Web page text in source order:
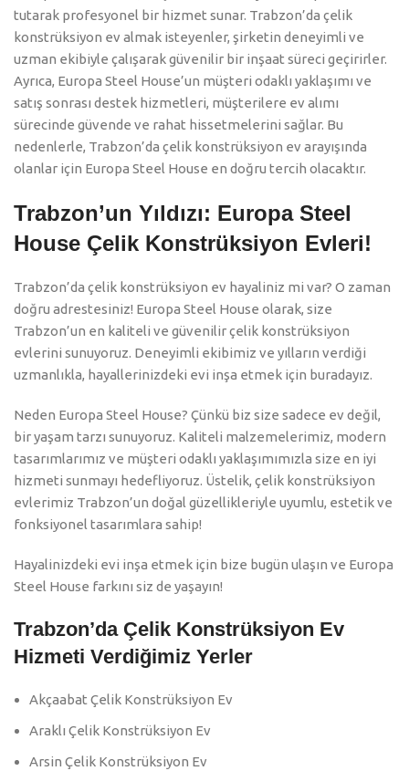
tutarak profesyonel bir hizmet sunar. Trabzon’da çelik
konstrüksiyon ev almak isteyenler, şirketin deneyimli ve
uzman ekibiyle çalışarak güvenilir bir inşaat süreci geçirirler.
Ayrıca, Europa Steel House’un müşteri odaklı yaklaşımı ve
satış sonrası destek hizmetleri, müşterilere ev alımı
sürecinde güvende ve rahat hissetmelerini sağlar. Bu
nedenlerle, Trabzon’da çelik konstrüksiyon ev arayışında
olanlar için Europa Steel House en doğru tercih olacaktır.
Trabzon’un Yıldızı: Europa Steel
House Çelik Konstrüksiyon Evleri!
Trabzon’da çelik konstrüksiyon ev hayaliniz mi var? O zaman
doğru adrestesiniz! Europa Steel House olarak, size
Trabzon’un en kaliteli ve güvenilir çelik konstrüksiyon
evlerini sunuyoruz. Deneyimli ekibimiz ve yılların verdiği
uzmanlıkla, hayallerinizdeki evi inşa etmek için buradayız.
Neden Europa Steel House? Çünkü biz size sadece ev değil,
bir yaşam tarzı sunuyoruz. Kaliteli malzemelerimiz, modern
tasarımlarımız ve müşteri odaklı yaklaşımımızla size en iyi
hizmeti sunmayı hedefliyoruz. Üstelik, çelik konstrüksiyon
evlerimiz Trabzon’un doğal güzellikleriyle uyumlu, estetik ve
fonksiyonel tasarımlara sahip!
Hayalinizdeki evi inşa etmek için bize bugün ulaşın ve Europa
Steel House farkını siz de yaşayın!
Trabzon’da Çelik Konstrüksiyon Ev
Hizmeti Verdiğimiz Yerler
Akçaabat Çelik Konstrüksiyon Ev
Araklı Çelik Konstrüksiyon Ev
Arsin Çelik Konstrüksiyon Ev